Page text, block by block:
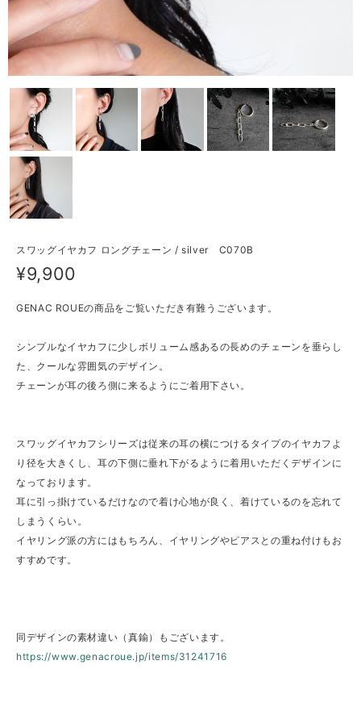
スワッグイヤカフ ロングチェーン / silver C070B
¥9,900
GENAC ROUEの商品をご覧いただき有難うございます。
シンプルなイヤカフに少しボリューム感あるの長めのチェーンを垂らし
た、クールな雰囲気のデザイン。
チェーンが耳の後ろ側に来るようにご着用下さい。
スワッグイヤカフシリーズは従来の耳の横につけるタイプのイヤカフよ
り径を大きくし、耳の下側に垂れ下がるように着用いただくデザインに
なっております。
耳に引っ掛けているだけなので着け心地が良く、着けているのを忘れて
しまうくらい。
イヤリング派の方にはもちろん、イヤリングやピアスとの重ね付けもお
すすめです。
同デザインの素材違い（真鍮）もございます。
https://www.genacroue.jp/items/31241716